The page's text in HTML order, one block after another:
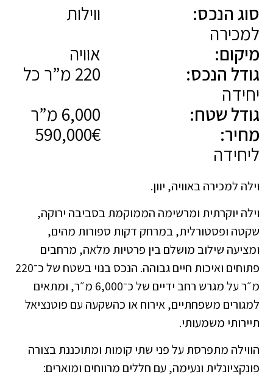
סוג הנכס:
ווילות
למכירה
מיקום:
אוויה
גודל הנכס:
220 מ”ר כל
יחידה
גודל שטח:
מחיר:
590,000€
ליחידה
וילה למכירה באוויה, יוון.
וילה יוקרתית ומרשימה הממוקמת בסביבה ירוקה,
שקטה ופסטורלית, במרחק דקות ספורות מהים,
ומציעה שילוב מושלם בין פרטיות מלאה, מרחבים
פתוחים ואיכות חיים גבוהה. הנכס בנוי בשטח של כ־220
מ״ר על מגרש רחב ידיים של כ־6,000 מ״ר, ומתאים
למגורים משפחתיים, אירוח או כהשקעה עם פוטנציאל
תיירותי משמעותי.
הווילה מתפרסת על פני שתי קומות ומתוכננת בצורה
פונקציונלית ונעימה, עם חללים מרווחים ומוארים: